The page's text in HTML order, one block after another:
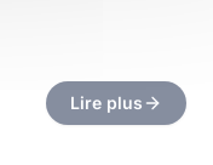
Lire plus